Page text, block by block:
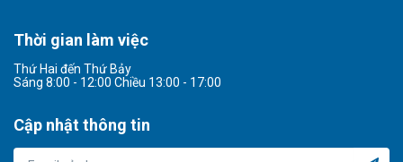
Thời gian làm việc
Thứ Hai đến Thứ Bảy
Sáng 8:00 - 12:00 Chiều 13:00 - 17:00
Cập nhật thông tin